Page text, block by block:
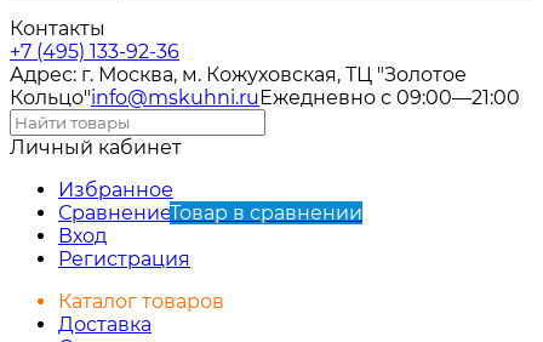
Контакты
+7 (495) 133-92-36
Адрес: г. Москва, м. Кожуховская, ТЦ "Золотое
Кольцо"info@mskuhni.ru Ежедневно с 09:00—21:00
Личный кабинет
Избранное
СравнениеТовар в сравнении
Вход
Регистрация
Каталог товаров
Доставка